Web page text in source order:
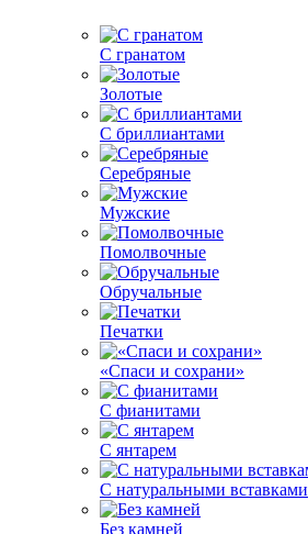
С гранатом
Золотые
С бриллиантами
Серебряные
Мужские
Помолвочные
Обручальные
Печатки
«Спаси и сохрани»
С фианитами
С янтарем
С натуральными вставками
Без камней